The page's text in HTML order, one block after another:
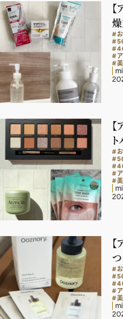
エクラプレミアム通販
最新号試し読み
定期購読
#
#
#
ト
#
#
#
#
#
#